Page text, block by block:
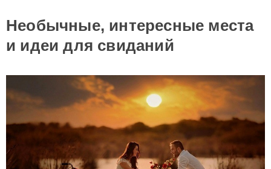
Необычные, интересные места
и идеи для свиданий